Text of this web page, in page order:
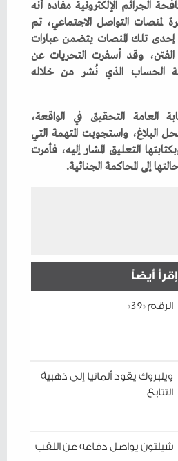
إقرأ أيضاً
الرقم «39»
ويلبروك يقود ألمانيا إلى ذهبية
التتابع
شيلتون يواصل دفاعه عن اللقب